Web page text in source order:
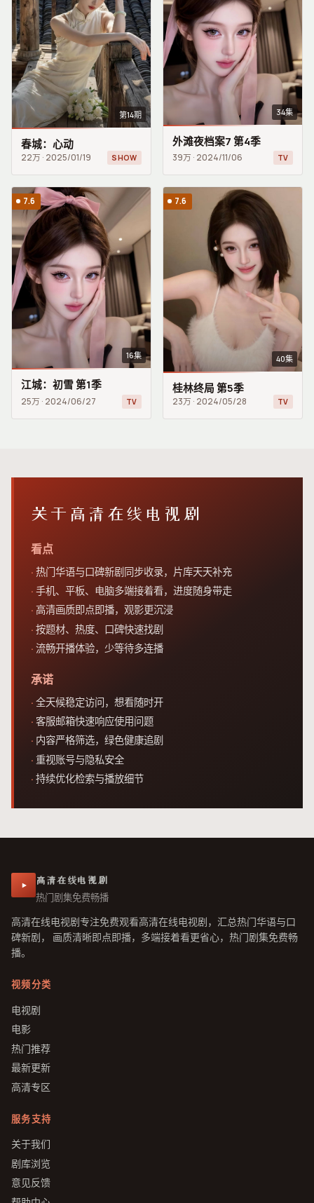
第14期
春城：心动
22万 · 2025/01/19 SHOW
34集
外滩夜档案7 第4季
39万 · 2024/11/06 TV
7.6
16集
江城：初雪 第1季
25万 · 2024/06/27 TV
7.6
40集
桂林终局 第5季
23万 · 2024/05/28 TV
关于 高清在线电视剧
看点
热门华语与口碑新剧同步收录，片库天天补充
手机、平板、电脑多端接着看，进度随身带走
高清画质即点即播，观影更沉浸
按题材、热度、口碑快速找剧
流畅开播体验，少等待多连播
承诺
全天候稳定访问，想看随时开
客服邮箱快速响应使用问题
内容严格筛选，绿色健康追剧
重视账号与隐私安全
持续优化检索与播放细节
高清在线电视剧
热门剧集免费畅播
高清在线电视剧专注免费观看高清在线电视剧，汇总热门华语与口
碑新剧， 画质清晰即点即播，多端接着看更省心， 热门剧集免费畅
播。
视频分类
电视剧
电影
热门推荐
最新更新
高清专区
服务支持
关于我们
剧库浏览
意见反馈